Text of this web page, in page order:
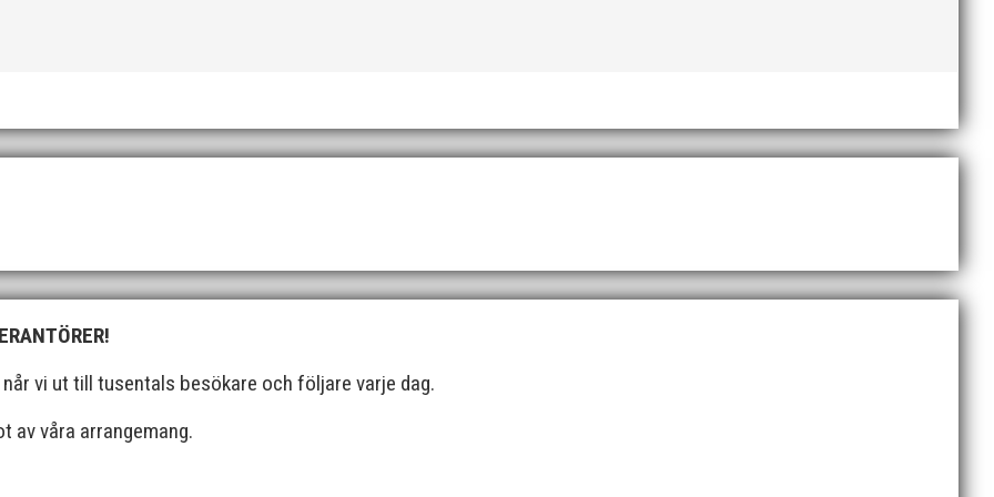
vi ut till tusentals besökare och följare varje dag.
av våra arrangemang.
en av MAI:s egna inomhusarrangemang och med ungdom, senior och veterantävling i friidrott. De allra yngsta var
med många fina resultat med över 1650...
att kunna välkomna vår nya klubbdirektör, Peter Karlsson, till vårt team. Med hans tidigare erfarenhet och
är vi övertygade om att han kommer...
F17) i Örebro. MAI hade många fina framgångar. En trupp om 14 ungdomar åkte upp till Örebro och tog med sig 1